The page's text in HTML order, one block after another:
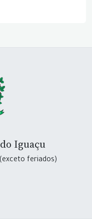
Iguaçu
feriados)